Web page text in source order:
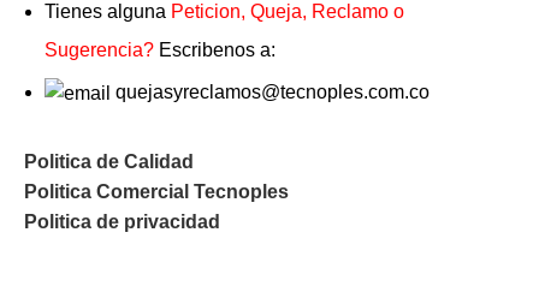
Tienes alguna Peticion, Queja, Reclamo o
Sugerencia? Escribenos a:
quejasyreclamos@tecnoples.com.co
Politica de Calidad
Politica Comercial Tecnoples
Politica de privacidad